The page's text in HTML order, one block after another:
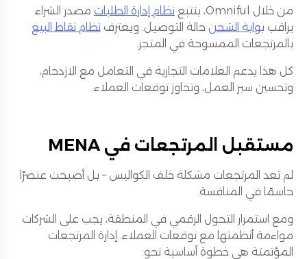
من خلال Omniful، يتتبع نظام إدارة الطلبات مصدر الشراء.
يراقب بوابة الشحن حالة التوصيل. ويعترف نظام نقاط البيع
بالمرتجعات الممسوحة في المتجر.
كل هذا يدعم العلامات التجارية في التعامل مع الازدحام،
وتحسين سير العمل، وتجاوز توقعات العملاء.
مستقبل المرتجعات في MENA
لم تعد المرتجعات مشكلة خلف الكواليس – بل أصبحت عنصرًا
حاسمًا في المنافسة.
ومع استمرار التحول الرقمي في المنطقة، يجب على الشركات
مواءمة أنظمتها مع توقعات العملاء. إدارة المرتجعات
المؤتمتة هي خطوة أساسية نحو: